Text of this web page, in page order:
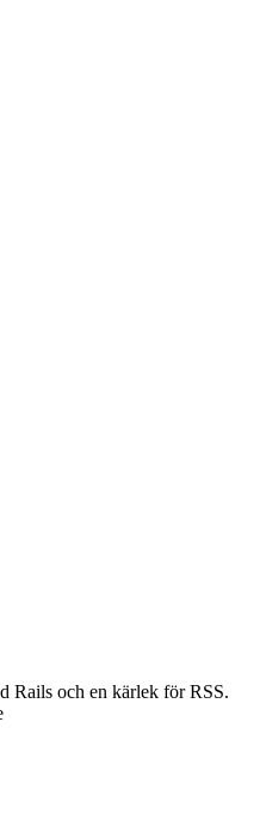
Rails och en kärlek för RSS.